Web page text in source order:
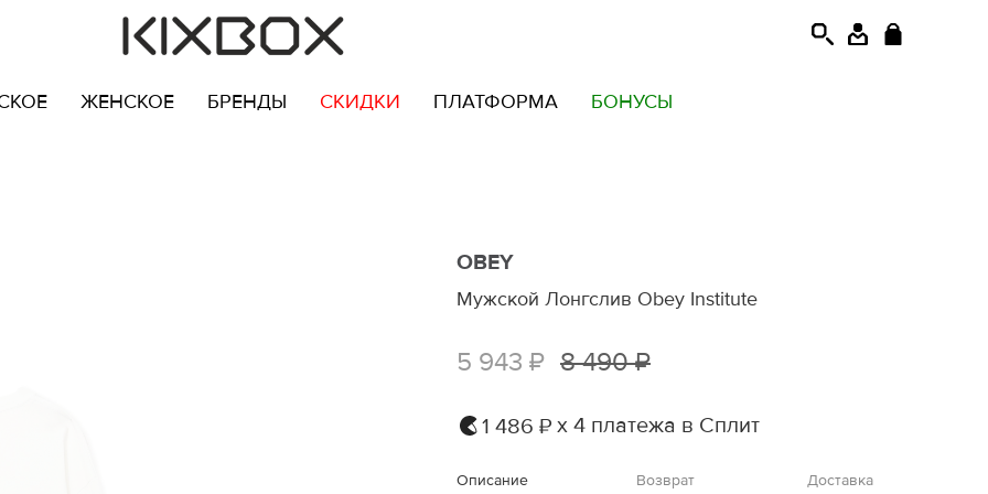
ЖЕНСКОЕ БРЕНДЫ СКИДКИ ПЛАТФОРМА БОНУСЫ
OBEY
Мужской Лонгслив Obey Institute
5 943 ₽ 8 490 ₽
1 486 ₽ х 4 платежа в Сплит
Описание Возврат Доставка